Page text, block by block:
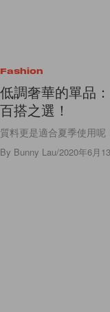
Fashion
低調奢華的單品
百搭之選！
質料更是適合夏季使用呢
By Bunny Lau/2020年6月